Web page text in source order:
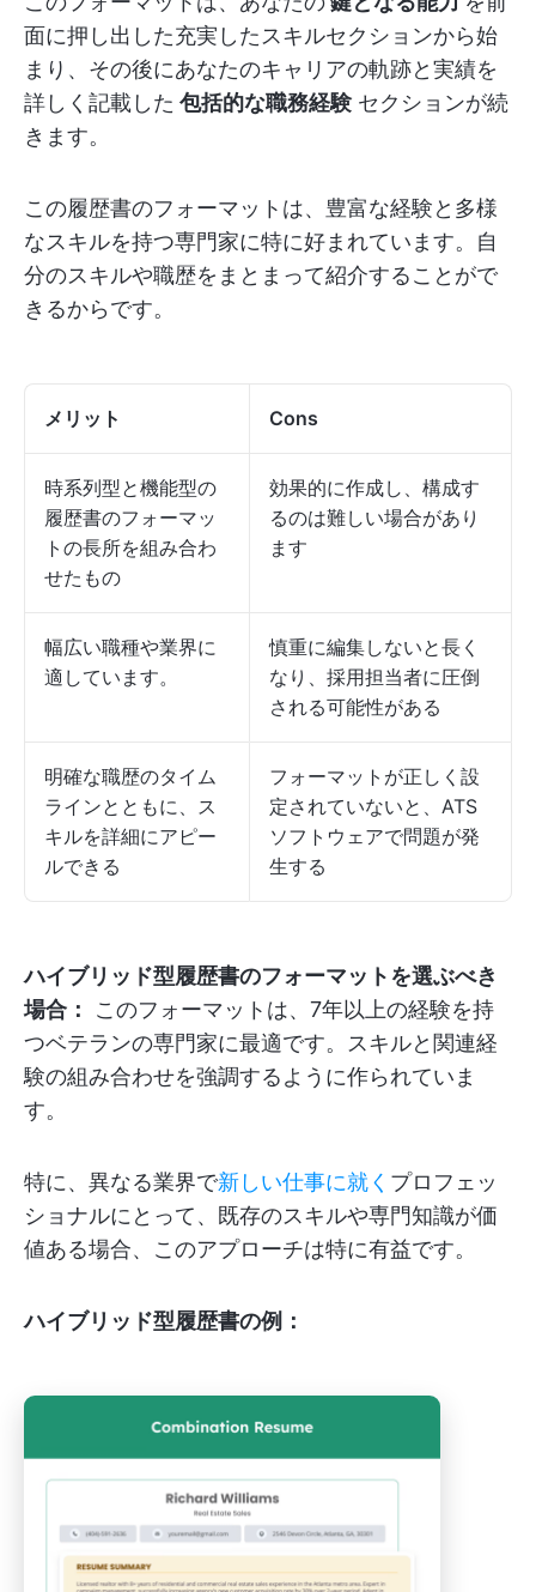
面に押し出した充実したスキルセクションから始
まり、その後にあなたのキャリアの軌跡と実績を
詳しく記載した 包括的な職務経験 セクションが続
きます。
この履歴書のフォーマットは、豊富な経験と多様
なスキルを持つ専門家に特に好まれています。自
分のスキルや職歴をまとまって紹介することがで
きるからです。
メリット Cons
時系列型と機能型の
履歴書のフォーマッ
トの長所を組み合わ
せたもの
効果的に作成し、構成す
るのは難しい場合があり
ます
幅広い職種や業界に
適しています。
慎重に編集しないと長く
なり、採用担当者に圧倒
される可能性がある
明確な職歴のタイム
ラインとともに、ス
キルを詳細にアピー
ルできる
フォーマットが正しく設
定されていないと、ATS
ソフトウェアで問題が発
生する
ハイブリッド型履歴書のフォーマットを選ぶべき
場合：
このフォーマットは、7年以上の経験を持
つベテランの専門家に最適です。スキルと関連経
験の組み合わせを強調するように作られていま
す。
特に、異なる業界で新しい仕事に就く プロフェッ
ショナルにとって、既存のスキルや専門知識が価
値ある場合、このアプローチは特に有益です。
ハイブリッド型履歴書の例：